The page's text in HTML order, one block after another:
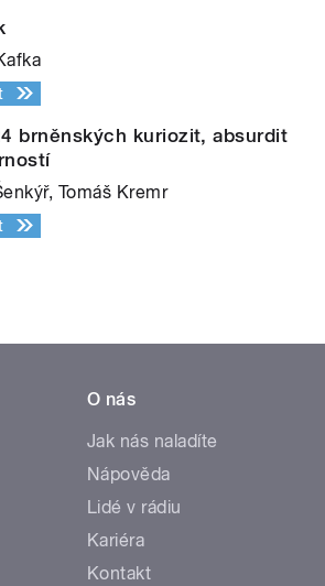
brněnských kuriozit, absurdit
Tomáš Kremr
O nás
Jak nás naladíte
Nápověda
Lidé v rádiu
Kariéra
Kontakt